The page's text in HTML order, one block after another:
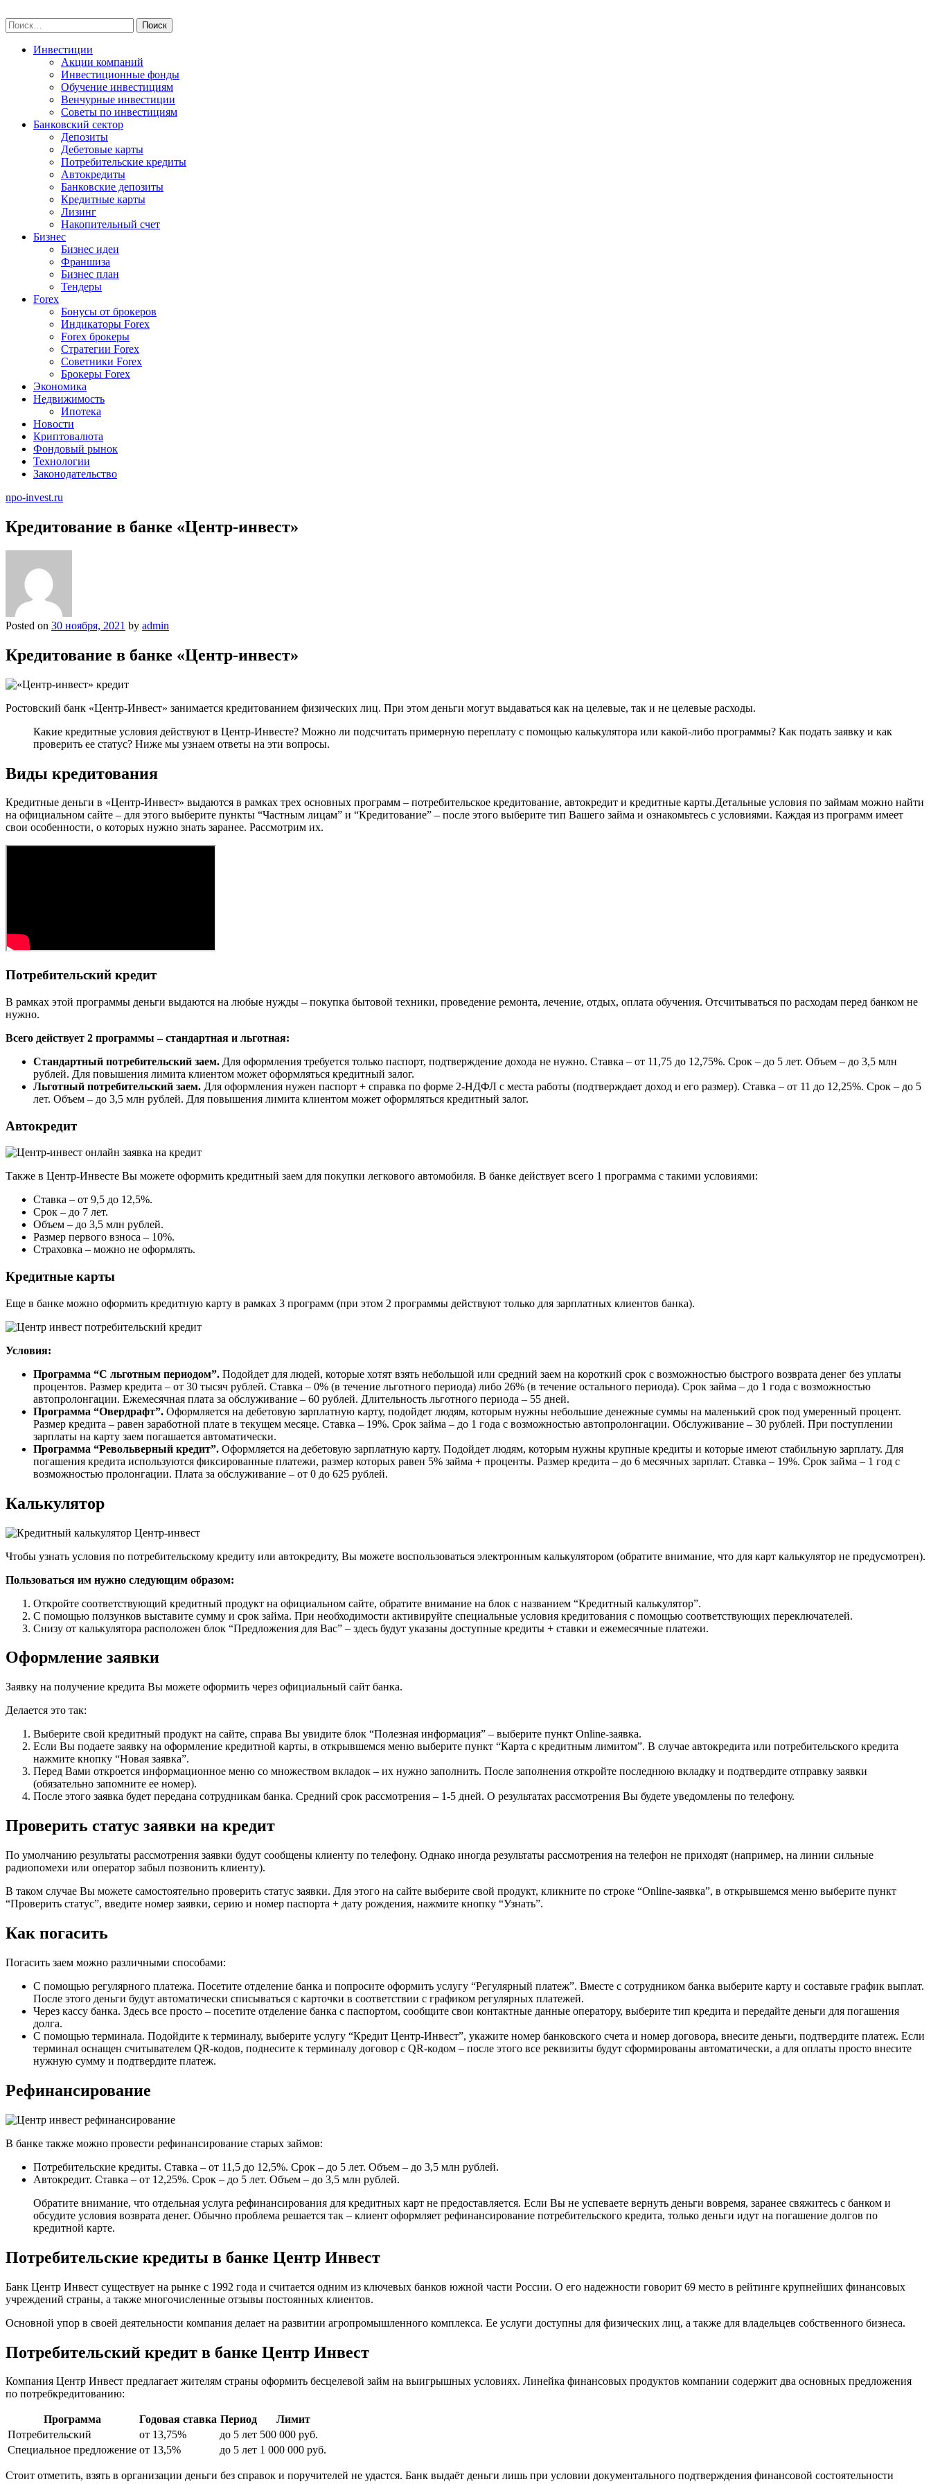
to
content
Найти:
Инвестиции
Акции компаний
Инвестиционные фонды
Обучение инвестициям
Венчурные инвестиции
Советы по инвестициям
Банковский сектор
Депозиты
Дебетовые карты
Потребительские кредиты
Автокредиты
Банковские депозиты
Кредитные карты
Лизинг
Накопительный счет
Бизнес
Бизнес идеи
Франшиза
Бизнес план
Тендеры
Forex
Бонусы от брокеров
Индикаторы Forex
Forex брокеры
Стратегии Forex
Советники Forex
Брокеры Forex
Экономика
Недвижимость
Ипотека
Новости
Криптовалюта
Фондовый рынок
Технологии
Законодательство
npo-invest.ru
Кредитование в банке «Центр-инвест»
Posted on 30 ноября, 2021 by admin
Кредитование в банке «Центр-инвест»
Ростовский банк «Центр-Инвест» занимается кредитованием физических лиц. При этом деньги могут выдаваться как на целевые, так и не целевые расходы.
Какие кредитные условия действуют в Центр-Инвесте? Можно ли подсчитать примерную переплату с помощью калькулятора или какой-либо программы? Как подать заявку и как
проверить ее статус? Ниже мы узнаем ответы на эти вопросы.
Виды кредитования
Кредитные деньги в «Центр-Инвест» выдаются в рамках трех основных программ – потребительское кредитование, автокредит и кредитные карты.Детальные условия по займам можно найти
на официальном сайте – для этого выберите пункты “Частным лицам” и “Кредитование” – после этого выберите тип Вашего займа и ознакомьтесь с условиями. Каждая из программ имеет
свои особенности, о которых нужно знать заранее. Рассмотрим их.
Потребительский кредит
В рамках этой программы деньги выдаются на любые нужды – покупка бытовой техники, проведение ремонта, лечение, отдых, оплата обучения. Отсчитываться по расходам перед банком не
нужно.
Всего действует 2 программы – стандартная и льготная:
Стандартный потребительский заем. Для оформления требуется только паспорт, подтверждение дохода не нужно. Ставка – от 11,75 до 12,75%. Срок – до 5 лет. Объем – до 3,5 млн
рублей. Для повышения лимита клиентом может оформляться кредитный залог.
Льготный потребительский заем. Для оформления нужен паспорт + справка по форме 2-НДФЛ с места работы (подтверждает доход и его размер). Ставка – от 11 до 12,25%. Срок – до 5
лет. Объем – до 3,5 млн рублей. Для повышения лимита клиентом может оформляться кредитный залог.
Автокредит
Также в Центр-Инвесте Вы можете оформить кредитный заем для покупки легкового автомобиля. В банке действует всего 1 программа с такими условиями:
Ставка – от 9,5 до 12,5%.
Срок – до 7 лет.
Объем – до 3,5 млн рублей.
Размер первого взноса – 10%.
Страховка – можно не оформлять.
Кредитные карты
Еще в банке можно оформить кредитную карту в рамках 3 программ (при этом 2 программы действуют только для зарплатных клиентов банка).
Условия:
Программа “С льготным периодом”. Подойдет для людей, которые хотят взять небольшой или средний заем на короткий срок с возможностью быстрого возврата денег без уплаты
процентов. Размер кредита – от 30 тысяч рублей. Ставка – 0% (в течение льготного периода) либо 26% (в течение остального периода). Срок займа – до 1 года с возможностью
автопролонгации. Ежемесячная плата за обслуживание – 60 рублей. Длительность льготного периода – 55 дней.
Программа “Овердрафт”. Оформляется на дебетовую зарплатную карту, подойдет людям, которым нужны небольшие денежные суммы на маленький срок под умеренный процент.
Размер кредита – равен заработной плате в текущем месяце. Ставка – 19%. Срок займа – до 1 года с возможностью автопролонгации. Обслуживание – 30 рублей. При поступлении
зарплаты на карту заем погашается автоматически.
Программа “Револьверный кредит”. Оформляется на дебетовую зарплатную карту. Подойдет людям, которым нужны крупные кредиты и которые имеют стабильную зарплату. Для
погашения кредита используются фиксированные платежи, размер которых равен 5% займа + проценты. Размер кредита – до 6 месячных зарплат. Ставка – 19%. Срок займа – 1 год с
возможностью пролонгации. Плата за обслуживание – от 0 до 625 рублей.
Калькулятор
Чтобы узнать условия по потребительскому кредиту или автокредиту, Вы можете воспользоваться электронным калькулятором (обратите внимание, что для карт калькулятор не предусмотрен).
Пользоваться им нужно следующим образом:
Откройте соответствующий кредитный продукт на официальном сайте, обратите внимание на блок с названием “Кредитный калькулятор”.
С помощью ползунков выставите сумму и срок займа. При необходимости активируйте специальные условия кредитования с помощью соответствующих переключателей.
Снизу от калькулятора расположен блок “Предложения для Вас” – здесь будут указаны доступные кредиты + ставки и ежемесячные платежи.
Оформление заявки
Заявку на получение кредита Вы можете оформить через официальный сайт банка.
Делается это так:
Выберите свой кредитный продукт на сайте, справа Вы увидите блок “Полезная информация” – выберите пункт Online-заявка.
Если Вы подаете заявку на оформление кредитной карты, в открывшемся меню выберите пункт “Карта с кредитным лимитом”. В случае автокредита или потребительского кредита
нажмите кнопку “Новая заявка”.
Перед Вами откроется информационное меню со множеством вкладок – их нужно заполнить. После заполнения откройте последнюю вкладку и подтвердите отправку заявки
(обязательно запомните ее номер).
После этого заявка будет передана сотрудникам банка. Средний срок рассмотрения – 1-5 дней. О результатах рассмотрения Вы будете уведомлены по телефону.
Проверить статус заявки на кредит
По умолчанию результаты рассмотрения заявки будут сообщены клиенту по телефону. Однако иногда результаты рассмотрения на телефон не приходят (например, на линии сильные
радиопомехи или оператор забыл позвонить клиенту).
В таком случае Вы можете самостоятельно проверить статус заявки. Для этого на сайте выберите свой продукт, кликните по строке “Online-заявка”, в открывшемся меню выберите пункт
“Проверить статус”, введите номер заявки, серию и номер паспорта + дату рождения, нажмите кнопку “Узнать”.
Как погасить
Погасить заем можно различными способами:
С помощью регулярного платежа. Посетите отделение банка и попросите оформить услугу “Регулярный платеж”. Вместе с сотрудником банка выберите карту и составьте график выплат.
После этого деньги будут автоматически списываться с карточки в соответствии с графиком регулярных платежей.
Через кассу банка. Здесь все просто – посетите отделение банка с паспортом, сообщите свои контактные данные оператору, выберите тип кредита и передайте деньги для погашения
долга.
С помощью терминала. Подойдите к терминалу, выберите услугу “Кредит Центр-Инвест”, укажите номер банковского счета и номер договора, внесите деньги, подтвердите платеж. Если
терминал оснащен считывателем QR-кодов, поднесите к терминалу договор с QR-кодом – после этого все реквизиты будут сформированы автоматически, а для оплаты просто внесите
нужную сумму и подтвердите платеж.
Рефинансирование
В банке также можно провести рефинансирование старых займов:
Потребительские кредиты. Ставка – от 11,5 до 12,5%. Срок – до 5 лет. Объем – до 3,5 млн рублей.
Автокредит. Ставка – от 12,25%. Срок – до 5 лет. Объем – до 3,5 млн рублей.
Обратите внимание, что отдельная услуга рефинансирования для кредитных карт не предоставляется. Если Вы не успеваете вернуть деньги вовремя, заранее свяжитесь с банком и
обсудите условия возврата денег. Обычно проблема решается так – клиент оформляет рефинансирование потребительского кредита, только деньги идут на погашение долгов по
кредитной карте.
Потребительские кредиты в банке Центр Инвест
Банк Центр Инвест существует на рынке с 1992 года и считается одним из ключевых банков южной части России. О его надежности говорит 69 место в рейтинге крупнейших финансовых
учреждений страны, а также многочисленные отзывы постоянных клиентов.
Основной упор в своей деятельности компания делает на развитии агропромышленного комплекса. Ее услуги доступны для физических лиц, а также для владельцев собственного бизнеса.
Потребительский кредит в банке Центр Инвест
Компания Центр Инвест предлагает жителям страны оформить бесцелевой займ на выигрышных условиях. Линейка финансовых продуктов компании содержит два основных предложения
по потребкредитованию:
Программа Годовая ставка Период
Лимит
Потребительский
от 13,75% до 5 лет 500 000 руб.
Специальное предложение от 13,5% до 5 лет 1 000 000 руб.
Стоит отметить, взять в организации деньги без справок и поручителей не удастся. Банк выдаёт деньги лишь при условии документального подтверждения финансовой состоятельности